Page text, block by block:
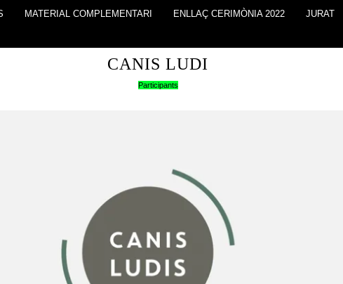
MATERIAL COMPLEMENTARI ENLLAÇ CERIMÒNIA 2022 JURAT
CANIS LUDI
Participants